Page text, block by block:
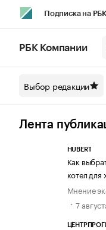
Подписка на РБК
Спецпроекты
Технологии и
РБК Компании
Выбор редакции
Лента
HUBERT
Как
котел
Мнение
7